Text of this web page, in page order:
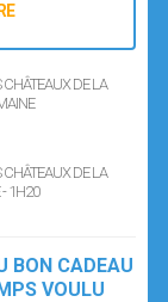
DE LA
DE LA
- 1H20
BON CADEAU
VOULU